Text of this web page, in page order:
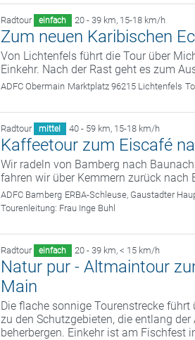
Radtour einfach 20 - 39 km, 15-18 km/h
Zum neuen Karibischen
Von Lichtenfels führt die Tour über
Einkehr. Nach der Rast geht es zum
ADFC Obermain Marktplatz 96215 Lichtenfels
Radtour mittel 40 - 59 km, 15-18 km/h
Kaffeetour zum Eiscafé
Wir radeln von Bamberg nach
fahren wir über Kemmern zurück nach
ADFC Bamberg ERBA-Schleuse, Gaustadter
Tourenleitung: Frau Inge Buhl
Radtour einfach 20 - 39 km, < 15 km/h
Natur pur - Altmaintour
Main
Die flache sonnige Tourenstrecke
zu den Schutzgebieten, die entlang
beherbergen. Einkehr ist am Fischfest